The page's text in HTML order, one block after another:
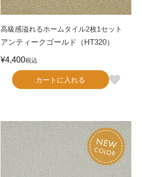
高級感溢れるホームタイル2枚1セット
アンティークゴールド（HT320）
¥4,400税込
カートに入れる